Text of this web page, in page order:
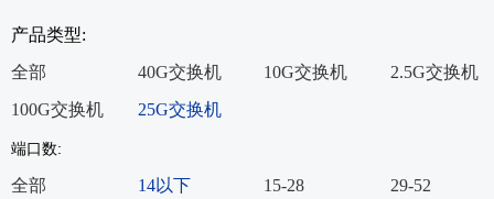
产品类型:
全部
40G交换机 10G交换机
2.5G交换机
100G交换机
25G交换机
端口数:
全部 14以下 15-28
29-52